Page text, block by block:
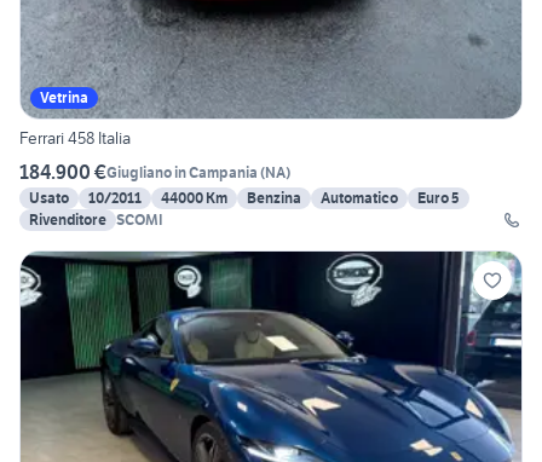
Vetrina
Ferrari 458 Italia
184.900 €Giugliano in Campania (NA)
Usato
10/2011 44000 Km Benzina Automatico
Euro 5
Rivenditore SCOMI